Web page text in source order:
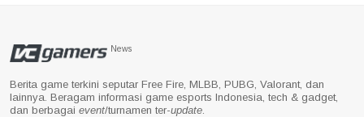
News
Berita game terkini seputar Free Fire, MLBB, PUBG, Valorant, dan
lainnya. Beragam informasi game esports Indonesia, tech & gadget,
dan berbagai event/turnamen ter-update